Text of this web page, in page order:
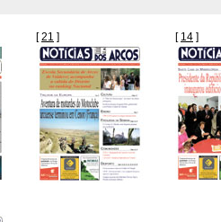
[21 ] [ 14 ]